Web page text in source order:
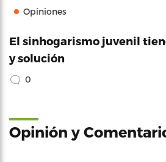
Opiniones
El sinhogarismo juvenil
y solución
0
Opinión y